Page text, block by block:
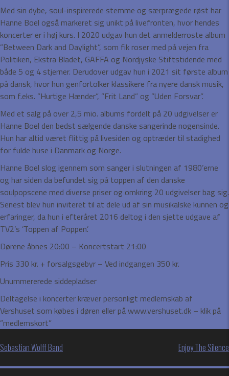
Med sin dybe, soul-inspirerede stemme og særprægede røst har
Hanne Boel også markeret sig unikt på livefronten, hvor hendes
koncerter er i høj kurs. I 2020 udgav hun det anmelderroste album
”Between Dark and Daylight”, som fik roser med på vejen fra
Politiken, Ekstra Bladet, GAFFA og Nordjyske Stiftstidende med
både 5 og 4 stjerner. Derudover udgav hun i 2021 sit første album
på dansk, hvor hun genfortolker klassikere fra nyere dansk musik,
som f.eks. ”Hurtige Hænder”, ”Frit Land” og ”Uden Forsvar”.
Med et salg på over 2,5 mio. albums fordelt på 20 udgivelser er
Hanne Boel den bedst sælgende danske sangerinde nogensinde.
Hun har altid været flittig på livesiden og optræder til stadighed
for fulde huse i Danmark og Norge.
Hanne Boel slog igennem som sanger i slutningen af 1980’erne
og har siden da befundet sig på toppen af den danske
soulpopscene med diverse priser og omkring 20 udgivelser bag sig.
Senest blev hun inviteret til at dele ud af sin musikalske kunnen og
erfaringer, da hun i efteråret 2016 deltog i den sjette udgave af
TV2’s ’Toppen af Poppen’.
Dørene åbnes 20:00 – Koncertstart 21:00
Pris 330 kr. + forsalgsgebyr – Ved indgangen 350 kr.
Unummererede siddepladser
Deltagelse i koncerter kræver personligt medlemskab af
Vershuset som købes i døren eller på www.vershuset.dk – klik på
”medlemskort”
Indlægsnavigation
Sebastian Wolff Band Enjoy The Silence